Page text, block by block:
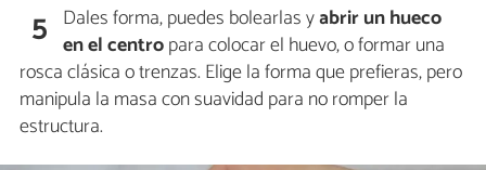
5 Dales forma, puedes bolearlas yabrir un hueco
en el centropara colocar el huevo, o formar una
rosca clásica o trenzas. Elige la forma que prefieras, pero
manipula la masa con suavidad para no romper la
estructura.